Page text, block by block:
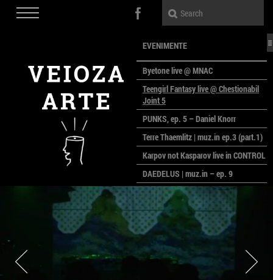
EVENIMENTE
Byetone live @ MNAC
Teengirl Fantasy live @ Chestionabil
Joint 5
PUNKS, ep. 5 – Daniel Knorr
Terre Thaemlitz | muz.in ep.3 (part.1)
Karpov not Kasparov live in CONTROL
DAEDELUS | muz.in – ep. 9
LALELE, LALELE – prima premieră a
anului la MACAZ
CinePOLSKA – filme poloneze la
București
PEOPLE OF ROMANIA se lansează la
galeria Simeza